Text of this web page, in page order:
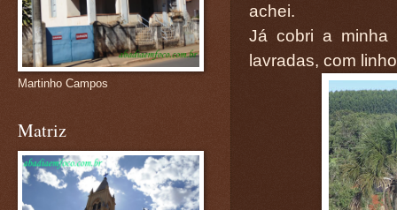
achei.
Já cobri a minha
lavradas, com
Martinho Campos
Matriz